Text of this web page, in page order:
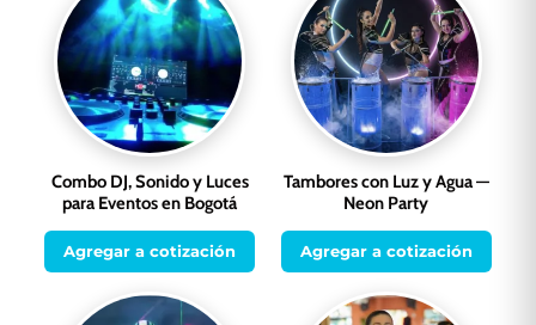
Combo DJ, Sonido y Luces
para Eventos en Bogotá
Agregar a cotización
Tambores con Luz y Agua —
Neon Party
Agregar a cotización